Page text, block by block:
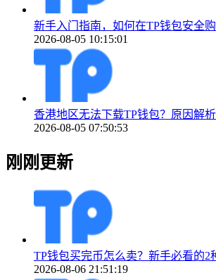
新手入门指南，如何在TP钱包安全
2026-08-05 10:15:01
香港地区无法下载TP钱包？原因解
2026-08-05 07:50:53
刚刚更新
TP钱包买完币怎么卖？新手必看的2
2026-08-06 21:51:19